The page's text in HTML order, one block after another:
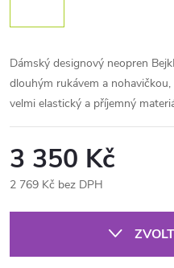
Dámský designový neopren
dlouhým rukávem a
velmi elastický a příjemný
3 350 Kč
2 769 Kč bez DPH